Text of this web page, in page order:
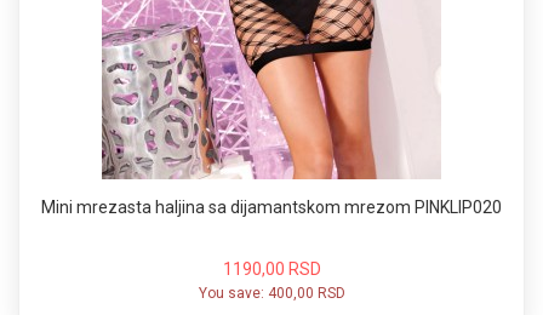
Mini mrezasta haljina sa dijamantskom mrezom PINKLIP020
1190,00 RSD
You save: 400,00 RSD